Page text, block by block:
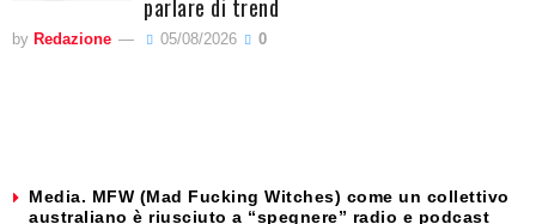
parlare di trend
by Redazione 05/08/2026 0
Media. MFW (Mad Fucking Witches) come un collettivo
australiano è riusciuto a “spegnere” radio e podcast